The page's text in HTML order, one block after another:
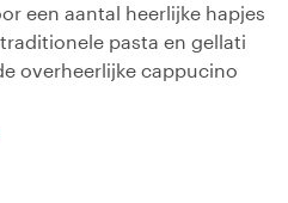
een aantal heerlijke hapjes
pasta en gellati
overheerlijke cappucino